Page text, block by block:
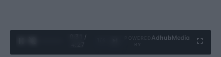
0:33 /
Ad hubMedia